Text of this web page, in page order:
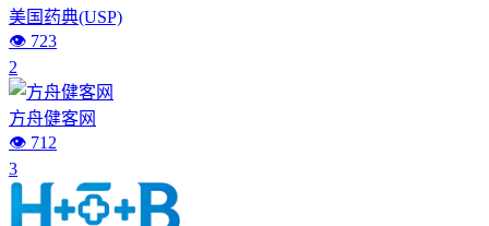
美国药典(USP)
👁️ 723
2
方舟健客网
👁️ 712
3